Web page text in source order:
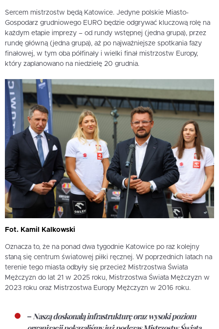
Sercem mistrzostw będą Katowice. Jedyne polskie Miasto-
Gospodarz grudniowego EURO będzie odgrywać kluczową rolę na
każdym etapie imprezy – od rundy wstępnej (jedna grupa), przez
rundę główną (jedna grupa), aż po najważniejsze spotkania fazy
finałowej, w tym oba półfinały i wielki finał mistrzostw Europy,
który zaplanowano na niedzielę 20 grudnia.
Fot. Kamil Kalkowski
Oznacza to, że na ponad dwa tygodnie Katowice po raz kolejny
staną się centrum światowej piłki ręcznej. W poprzednich latach na
terenie tego miasta odbyły się przecież Mistrzostwa Świata
Mężczyzn do lat 21 w 2025 roku, Mistrzostwa Świata Mężczyzn w
2023 roku oraz Mistrzostwa Europy Mężczyzn w 2016 roku.
– Naszą doskonałą infrastrukturę oraz wysoki poziom